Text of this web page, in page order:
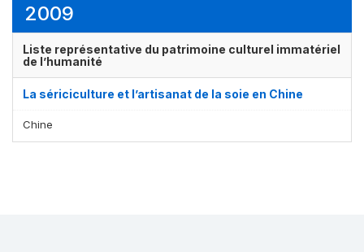
2009
Liste représentative du patrimoine culturel immatériel
de l’humanité
La sériciculture et l’artisanat de la soie en Chine
Chine